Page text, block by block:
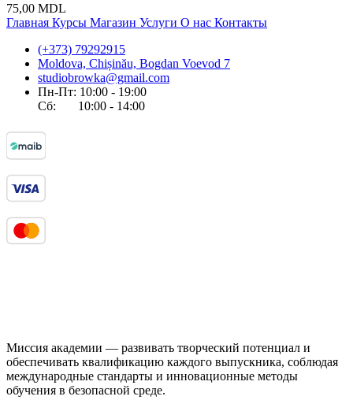
75,00 MDL
Главная Курсы Магазин Услуги О нас Контакты
(+373) 79292915
Moldova, Chișinău, Bogdan Voevod 7
studiobrowka@gmail.com
Пн-Пт: 10:00 - 19:00
Сб: 10:00 - 14:00
Миссия академии — развивать творческий потенциал и
обеспечивать квалификацию каждого выпускника, соблюдая
международные стандарты и инновационные методы
обучения в безопасной среде.